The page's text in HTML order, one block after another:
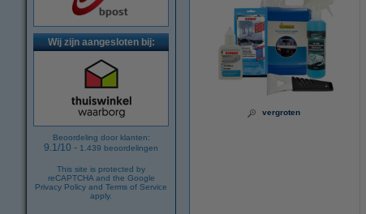
Wij zijn aangesloten bij:
Beoordeling door klanten:
9.1/10 - 1.439 beoordelingen
This site is protected by
reCAPTCHA and the Google
Privacy Policy and Terms of Service
apply.
vergroten